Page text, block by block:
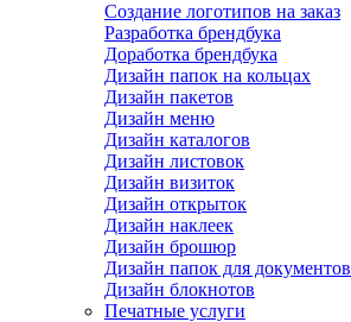
Создание логотипов на заказ
Разработка брендбука
Доработка брендбука
Дизайн папок на кольцах
Дизайн пакетов
Дизайн меню
Дизайн каталогов
Дизайн листовок
Дизайн визиток
Дизайн открыток
Дизайн наклеек
Дизайн брошюр
Дизайн папок для документов
Дизайн блокнотов
Печатные услуги